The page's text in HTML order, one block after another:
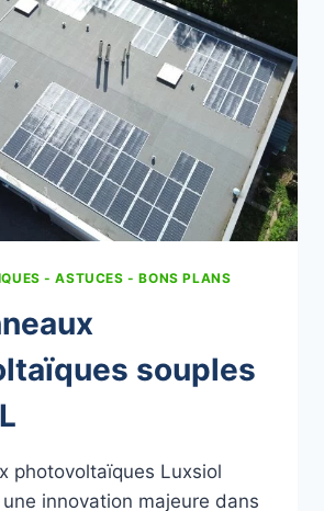
- ASTUCES - BONS PLANS
souples
photovoltaïques Luxsiol
innovation majeure dans